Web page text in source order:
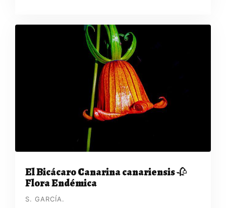
El Bicácaro Canarina canariensis 🥀
Flora Endémica
S. GARCÍA.